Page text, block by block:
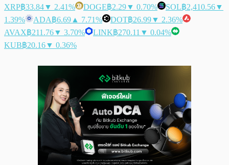
XRP฿33.84▼ 2.41% DOGE฿2.29▼ 0.70% SOL฿2,410.56▼
1.39%
ADA฿6.69 ▲ 7.71% DOT฿26.99▼ 2.36%
AVAX฿211.76▼ 3.70% LINK฿270.11 ▼ 0.04%
KUB฿20.16▼ 0.36%